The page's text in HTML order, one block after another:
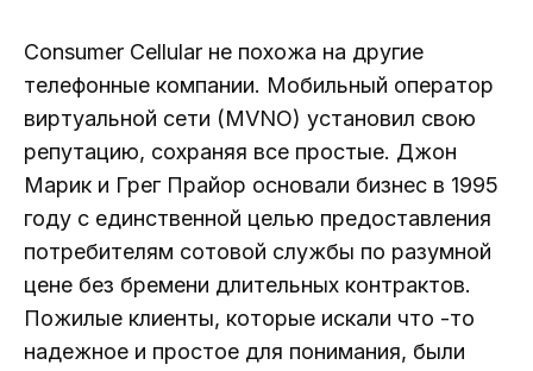
Consumer Cellular не похожа на другие
телефонные компании. Мобильный оператор
виртуальной сети (MVNO) установил свою
репутацию, сохраняя все простые. Джон
Марик и Грег Прайор основали бизнес в 1995
году с единственной целью предоставления
потребителям сотовой службы по разумной
цене без бремени длительных контрактов.
Пожилые клиенты, которые искали что -то
надежное и простое для понимания, были